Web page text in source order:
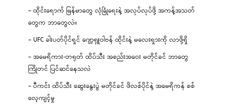
– ထိုင်းရောက် မြန်မာတွေ လုံခြုံရေးနဲ့ အလုပ်လုပ်ဖို့ အကန့်အသတ်
တွေက ဘာတွေလဲ။
– UFC ခါးပတ်ပိုင်ရှင် ဂျော့ရှူဝါဗန် ထိုင်းနဲ့ မလေးရှားကို လာဖို့ရှိ
– အမေရိကား-တရုတ် ထိပ်သီး အစည်းအဝေး မတိုင်ခင် ဘာတွေ
ကြိုတင် ပြင်ဆင်နေသလဲ
– ပီကင်း ထိပ်သီး ဆွေးနွေးပွဲ မတိုင်ခင် ဖိလစ်ပိုင်နဲ့ အမေရိကန် စစ်
လေ့ကျင့်မှု